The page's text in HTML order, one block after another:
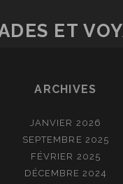
ET
ARCHIVES
JANVIER 2026
SEPTEMBRE 2025
FÉVRIER 2025
DÉCEMBRE 2024